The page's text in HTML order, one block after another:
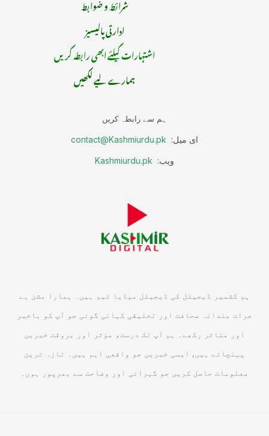
شرائط و ضوابط
ادارتی پالیسیز
اشتہارات کیلئے ابھی رابطہ کریں
ہمارے لیے لکھیں
ہم سے رابطہ کریں
ای میل: contact@Kashmiurdu.pk
ویب: Kashmiurdu.pk
ہم کشمیر ڈیجیٹل کی ڈیجیٹل میڈیا ٹیم ہیں۔ ہمارا مشن ہے
جرات مندانہ صحافت اور تخلیقی کہانی گوئی جو آپ کو باخبر
اور متاثر رکھے۔ ہم آپ تک درست، مؤثر اور بروقت خبریں
پہنچاتے ہیں, ایسی خبریں جو واقعی اہم ہیں۔ تازہ ترین
معلومات حاصل کریں جو گہرائی اور وضاحت سے بھرپور ہوں۔